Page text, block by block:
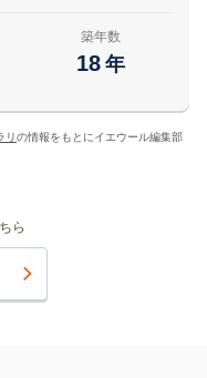
築年数
18 年
リの情報をもとにイエウール編集部
ら